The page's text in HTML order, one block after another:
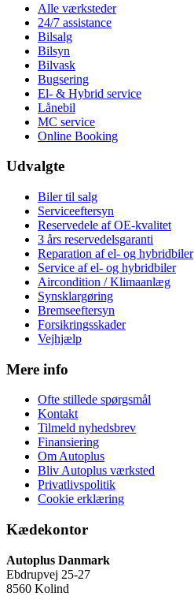
Alle værksteder
24/7 assistance
Bilsalg
Bilsyn
Bilvask
Bugsering
El- & Hybrid service
Lånebil
MC service
Online Booking
Udvalgte
Biler til salg
Serviceeftersyn
Reservedele af OE-kvalitet
3 års reservedelsgaranti
Reparation af el- og hybridbiler
Service af el- og hybridbiler
Aircondition / Klimaanlæg
Synsklargøring
Bremseeftersyn
Forsikringsskader
Vejhjælp
Mere info
Ofte stillede spørgsmål
Kontakt
Tilmeld nyhedsbrev
Finansiering
Om Autoplus
Bliv Autoplus værksted
Privatlivspolitik
Cookie erklæring
Kædekontor
Autoplus Danmark
Ebdrupvej 25-27
8560 Kolind